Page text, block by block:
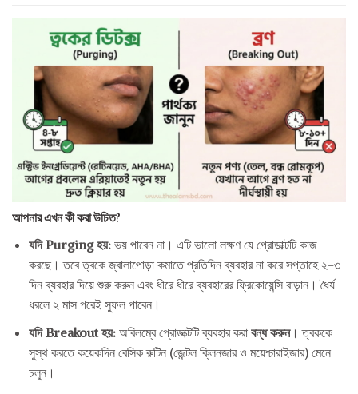
আপনার এখন কী করা উচিত?
যদি Purging হয়:ভয় পাবেন না। এটি ভালো লক্ষণ যে প্রোডাক্টটি কাজ
করছে। তবে ত্বকে জ্বালাপোড়া কমাতে প্রতিদিন ব্যবহার না করে সপ্তাহে ২-৩
দিন ব্যবহার দিয়ে শুরু করুন এবং ধীরে ধীরে ব্যবহারের ফ্রিকোয়েন্সি বাড়ান। ধৈর্য
ধরলে ২ মাস পরেই সুফল পাবেন।
যদি Breakout হয়:অবিলম্বে প্রোডাক্টটি ব্যবহার করা বন্ধ করুন। ত্বককে
সুস্থ করতে কয়েকদিন বেসিক রুটিন (জেন্টল ক্লিনজার ও ময়েশ্চারাইজার) মেনে
চলুন।